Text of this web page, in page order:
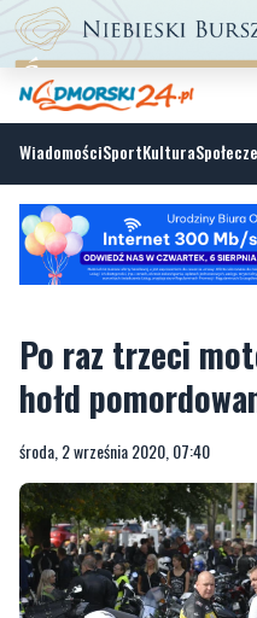
WiadomościSportKultura
Po raz trzeci
środa, 2 września 2020, 07:40